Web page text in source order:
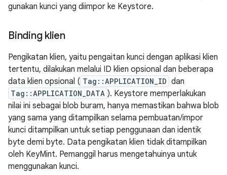
gunakan kunci yang diimpor ke Keystore.
Binding klien
Pengikatan klien, yaitu pengaitan kunci dengan aplikasi klien
tertentu, dilakukan melalui ID klien opsional dan beberapa
data klien opsional ( Tag::APPLICATION_ID dan
Tag::APPLICATION_DATA ). Keystore memperlakukan
nilai ini sebagai blob buram, hanya memastikan bahwa blob
yang sama yang ditampilkan selama pembuatan/impor
kunci ditampilkan untuk setiap penggunaan dan identik
byte demi byte. Data pengikatan klien tidak ditampilkan
oleh KeyMint. Pemanggil harus mengetahuinya untuk
menggunakan kunci.